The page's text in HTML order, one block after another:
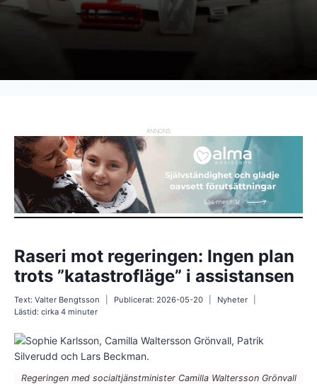
ANNONS
Raseri mot regeringen: Ingen plan
trots ”katastrofläge” i assistansen
Text: Valter Bengtsson Publicerat: 2026-05-20
Nyheter
Lästid: cirka 4 minuter
Regeringen med socialtjänstminister Camilla Waltersson Grönvall